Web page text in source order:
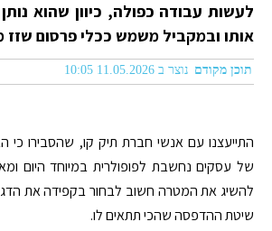
לעשות עבודה כפולה, כיוון שהוא
אותו ובמקביל משמש ככלי פרסום שזז
תוכן מקודם נוצר ב 11.05.2026 10:05
התייעצנו עם אנשי חברת תיק קו, שהסבירו כי
של עסקים נחשבת לפופולרית במיוחד היום
להשיג את המטרה חשוב לבחור בקפידה את
שיטת ההדפסה שהכי תתאים לו.